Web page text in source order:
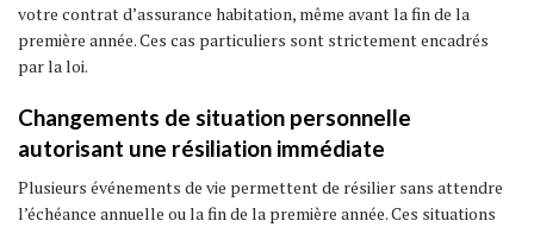
votre contrat d’assurance habitation, même avant la fin de la
première année. Ces cas particuliers sont strictement encadrés
par la loi.
Changements de situation personnelle
autorisant une résiliation immédiate
Plusieurs événements de vie permettent de résilier sans attendre
l’échéance annuelle ou la fin de la première année. Ces situations